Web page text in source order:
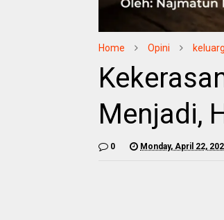
Home Opini
Menjadi,
0 Monday, April 22,